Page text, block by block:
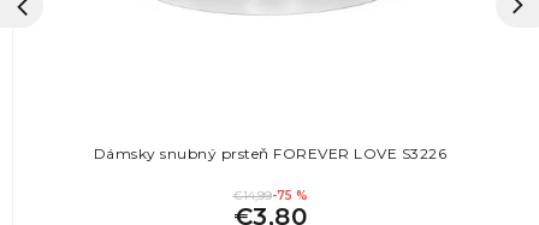
Dámsky snubný prsteň FOREVER LOVE S3226
€14,99-75 %
€3,80